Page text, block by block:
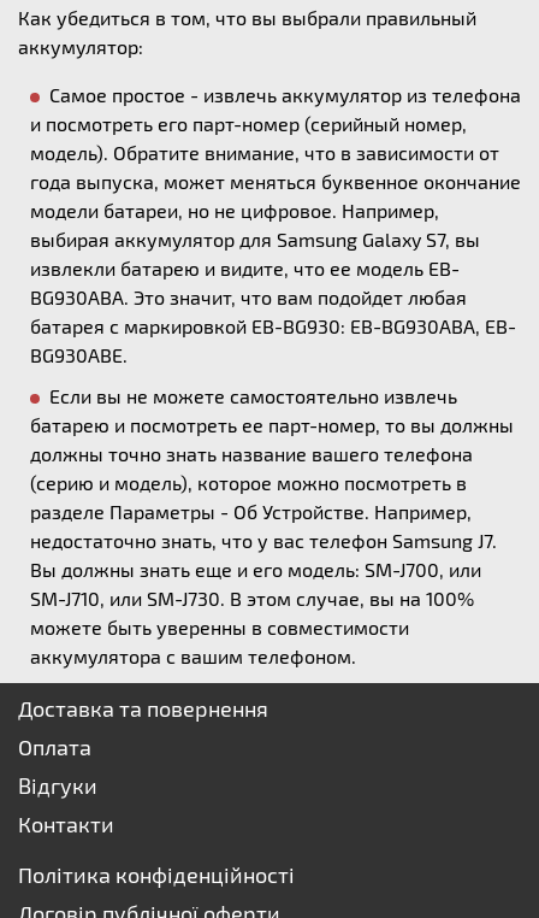
Как убедиться в том, что вы выбрали правильный
аккумулятор:
Самое простое - извлечь аккумулятор из телефона
и посмотреть его парт-номер (серийный номер,
модель). Обратите внимание, что в зависимости от
года выпуска, может меняться буквенное окончание
модели батареи, но не цифровое. Например,
выбирая аккумулятор для Samsung Galaxy S7, вы
извлекли батарею и видите, что ее модель EB-
BG930ABA. Это значит, что вам подойдет любая
батарея с маркировкой EB-BG930: EB-BG930ABA, EB-
BG930ABE.
Если вы не можете самостоятельно извлечь
батарею и посмотреть ее парт-номер, то вы должны
должны точно знать название вашего телефона
(серию и модель), которое можно посмотреть в
разделе Параметры - Об Устройстве. Например,
недостаточно знать, что у вас телефон Samsung J7.
Вы должны знать еще и его модель: SM-J700, или
SM-J710, или SM-J730. В этом случае, вы на 100%
можете быть уверенны в совместимости
аккумулятора с вашим телефоном.
Доставка та повернення
Оплата
Відгуки
Контакти
Політика конфіденційності